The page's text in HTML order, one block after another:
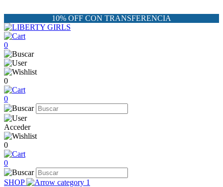
10% OFF CON TRANSFERENCIA
0
0
0
Acceder
0
0
SHOP